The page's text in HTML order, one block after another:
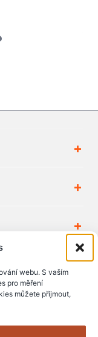
webu. S vaším
pro měření
můžete přijmout,